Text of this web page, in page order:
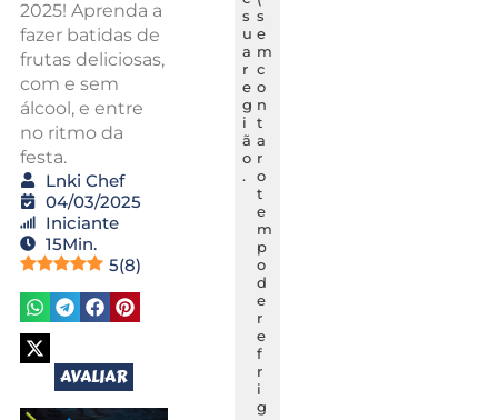
2025! Aprenda a
fazer batidas de
frutas deliciosas,
com e sem
álcool, e entre
no ritmo da
festa.
Lnki Chef
04/03/2025
Iniciante
15Min.
5(8)
AVALIAR
s
u
a
r
e
g
i
ã
o
.
s
e
m
c
o
n
t
a
r
o
t
e
m
p
o
d
e
r
e
f
r
i
g